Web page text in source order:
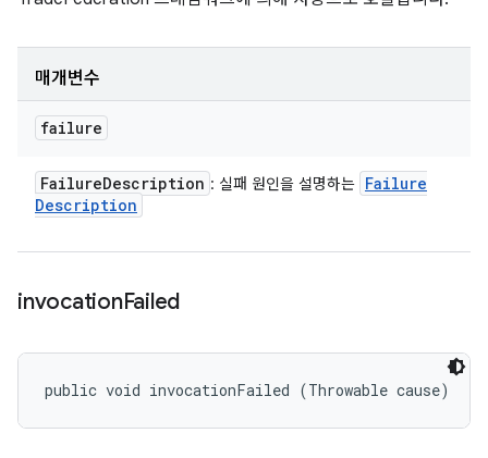
매개변수
failure
FailureDescription : 실패 원인을 설명하는 Failure
Description
invocationFailed
public void invocationFailed (Throwable cause)